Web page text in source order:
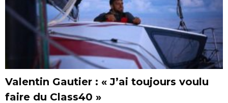
Valentin Gautier : « J’ai toujours voulu
faire du Class40 »